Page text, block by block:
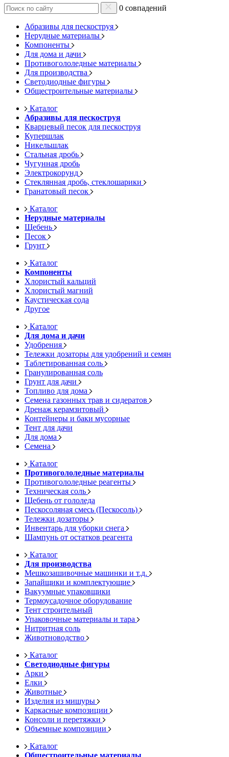
0 совпадений
Абразивы для пескоструя
Нерудные материалы
Компоненты
Для дома и дачи
Противогололедные материалы
Для производства
Светодиодные фигуры
Общестроительные материалы
Каталог
Абразивы для пескоструя
Кварцевый песок для пескоструя
Купершлак
Никельшлак
Стальная дробь
Чугунная дробь
Электрокорунд
Стеклянная дробь, стеклошарики
Гранатовый песок
Каталог
Нерудные материалы
Щебень
Песок
Грунт
Каталог
Компоненты
Хлористый кальций
Хлористый магний
Каустическая сода
Другое
Каталог
Для дома и дачи
Удобрения
Тележки дозаторы для удобрений и семян
Таблетированная соль
Гранулированная соль
Грунт для дачи
Топливо для дома
Семена газонных трав и сидератов
Дренаж керамзитовый
Контейнеры и баки мусорные
Тент для дачи
Для дома
Семена
Каталог
Противогололедные материалы
Противогололедные реагенты
Техническая соль
Щебень от гололеда
Пескосоляная смесь (Пескосоль)
Тележки дозаторы
Инвентарь для уборки снега
Шампунь от остатков реагента
Каталог
Для производства
Мешкозашивочные машинки и т.д.
Запайщики и комплектующие
Вакуумные упаковщики
Термоусадочное оборудование
Тент строительный
Упаковочные материалы и тара
Нитритная соль
Животноводство
Каталог
Светодиодные фигуры
Арки
Елки
Животные
Изделия из мишуры
Каркасные композиции
Консоли и перетяжки
Объемные композиции
Каталог
Общестроительные материалы